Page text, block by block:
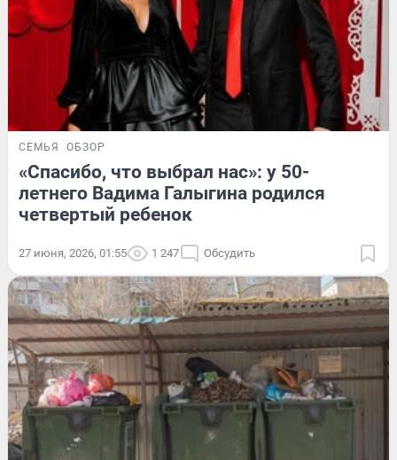
СЕМЬЯ ОБЗОР
«Спасибо, что выбрал нас»: у 50-
летнего Вадима Галыгина родился
четвертый ребенок
27 июня, 2026, 01:55 1 247 Обсудить